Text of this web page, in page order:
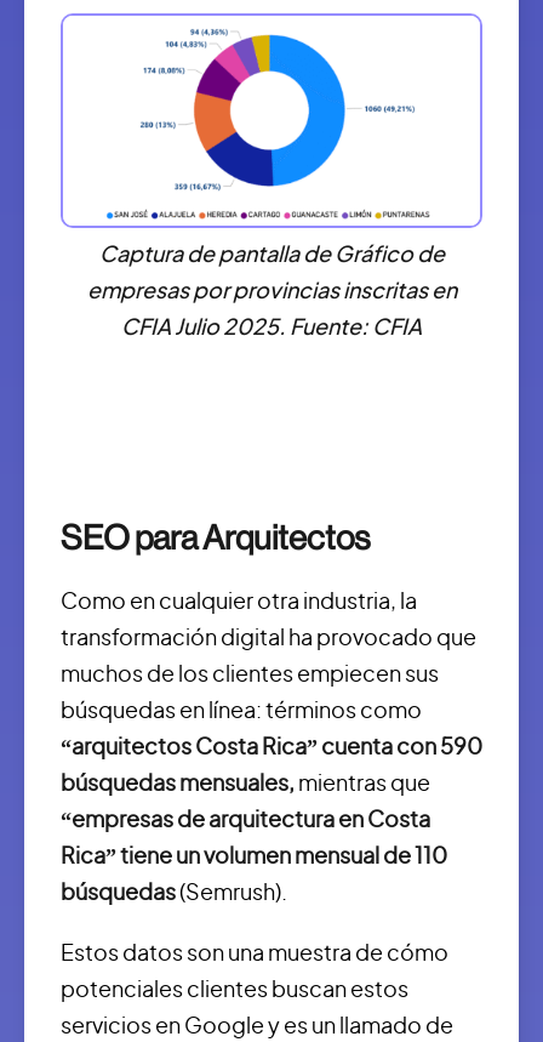
Captura de pantalla de Gráfico de
empresas por provincias inscritas en
CFIA Julio 2025. Fuente: CFIA
SEO para Arquitectos
Como en cualquier otra industria, la
transformación digital ha provocado que
muchos de los clientes empiecen sus
búsquedas en línea: términos como
“arquitectos Costa Rica” cuenta con 590
búsquedas mensuales, mientras que
“empresas de arquitectura en Costa
Rica” tiene un volumen mensual de 110
búsquedas(Semrush).
Estos datos son una muestra de cómo
potenciales clientes buscan estos
servicios en Google y es un llamado de